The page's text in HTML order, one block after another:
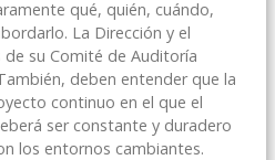
qué, quién, cuándo,
La Dirección y el
su Comité de Auditoría
deben entender que la
continuo en el que el
ser constante y duradero
los entornos cambiantes.